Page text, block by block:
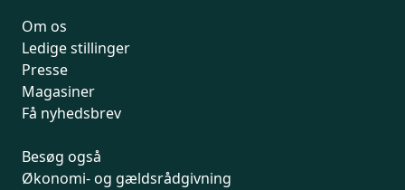
Om os
Ledige stillinger
Presse
Magasiner
Få nyhedsbrev
Besøg også
Økonomi- og gældsrådgivning